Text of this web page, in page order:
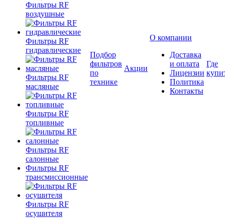
Фильтры RF
воздушные
Фильтры RF
гидравлические
Фильтры RF
масляные
Фильтры RF
топливные
Фильтры RF
салонные
Фильтры RF
трансмиссионные
Фильтры RF
осушителя
Подбор
фильтров
по
технике
Акции
О компании
Доставка
и оплата
Лицензии
Политика
Контакты
Где